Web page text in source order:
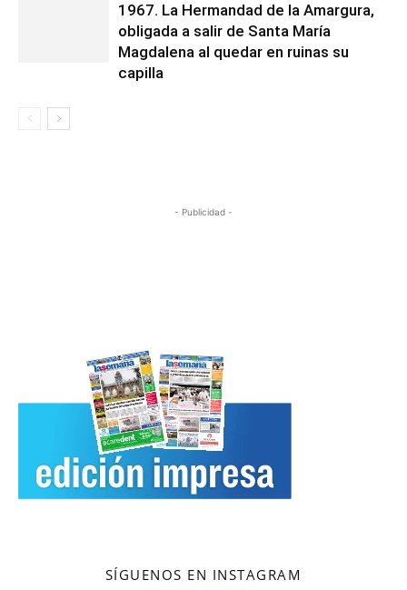
1967. La Hermandad de la Amargura,
obligada a salir de Santa María
Magdalena al quedar en ruinas su
capilla
- Publicidad -
SÍGUENOS EN INSTAGRAM